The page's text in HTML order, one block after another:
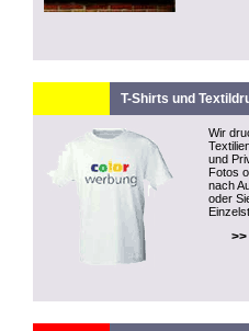
T-Shirts und
Wir
und
Fotos
nach
oder